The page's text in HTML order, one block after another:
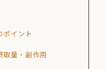
ポイント
取量・副作用